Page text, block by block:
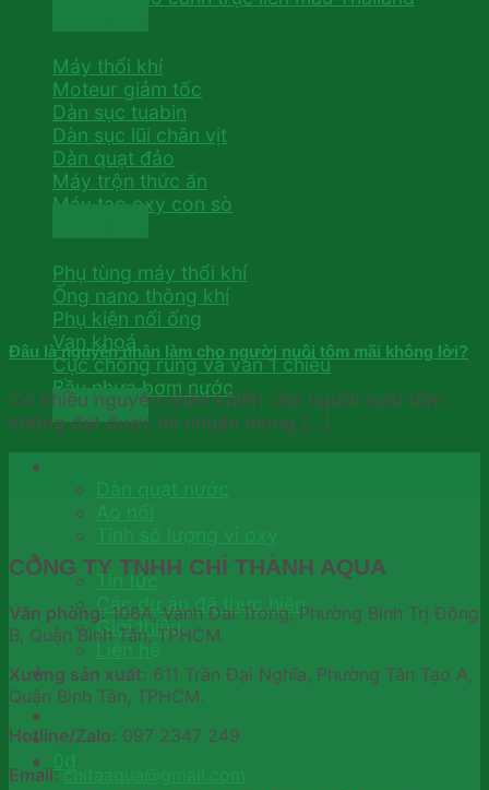
Máy thổi khí
Moteur giảm tốc
Dàn sục tuabin
Dàn sục lũi chân vịt
Dàn quạt đảo
Máy trộn thức ăn
Máy tạo oxy con sò
Phụ tùng máy thổi khí
Ống nano thông khí
Phụ kiện nối ống
Van khoá
Cục chống rung và van 1 chiều
Bầu nhựa bơm nước
Xem tất cả
Thông tin
Tin tức
Các dự án đã thực hiện
Giới thiệu
Liên hệ
Thư viện
Đâu là nguyên nhân làm cho người nuôi tôm mãi không lời?
Có nhiều nguyên nhân khiến cho người nuôi tôm
không đạt được lợi nhuận mong [...]
CÔNG TY TNHH CHÍ THÀNH AQUA
Văn phòng: 106A, Vành Đai Trong, Phường Bình Trị Đông
B, Quận Bình Tân, TPHCM.
Xưởng sản xuất: 611 Trần Đại Nghĩa, Phường Tân Tạo A,
Quận Bình Tân, TPHCM.
Hotline/Zalo: 097 2347 249
Email: